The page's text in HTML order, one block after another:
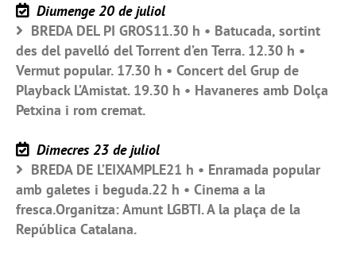
Diumenge 20 de juliol
BREDA DEL PI GROS11.30 h • Batucada, sortint
des del pavelló del Torrent d’en Terra. 12.30 h •
Vermut popular. 17.30 h • Concert del Grup de
Playback L’Amistat. 19.30 h • Havaneres amb Dolça
Petxina i rom cremat.
Dimecres 23 de juliol
BREDA DE L’EIXAMPLE21 h • Enramada popular
amb galetes i beguda.22 h • Cinema a la
fresca.Organitza: Amunt LGBTI. A la plaça de la
República Catalana.